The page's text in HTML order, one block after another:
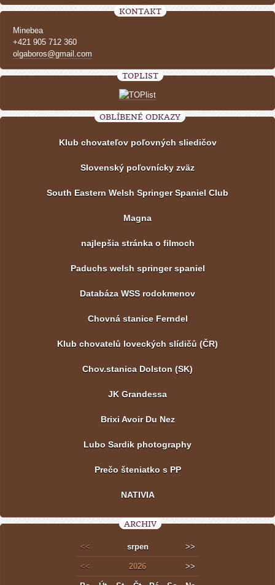
KONTAKT
Minebea
+421 905 712 360
olgaboros@gmail.com
TOPLIST
OBLÍBENÉ ODKAZY
Klub chovateľov poľovných sliedičov
Slovenský poľovnícky zväz
South Eastern Welsh Springer Spaniel Club
Magna
najlepšia stránka o filmoch
Paduchs welsh springer spaniel
Databáza WSS rodokmenov
Chovná stanice Ferndel
Klub chovatelů loveckých slídičů (ČR)
Chov.stanica Dolston (SK)
JK Grandessa
Brixi Avoir Du Nez
Lubo Sardik photography
Prečo šteniatko s PP
NATIVIA
ARCHIV
<< srpen >>
<< 2026 >>